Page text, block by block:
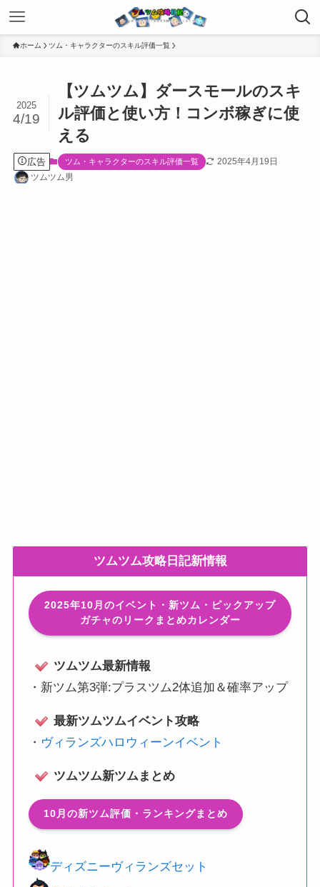
ホーム ツム・キャラクターのスキル評価一覧
【ツムツム】ダースモールのスキ
ル評価と使い方！コンボ稼ぎに使
える
2025
4/19
広告 ツム・キャラクターのスキル評価一覧
2025年4月19日
ツムツム男
ツムツム攻略日記新情報
2025年10月のイベント・新ツム・ピックアップ
ガチャのリークまとめカレンダー
ツムツム最新情報
・ 新ツム第3弾:プラスツム2体追加＆確率アップ
最新ツムツムイベント攻略
・ ヴィランズハロウィーンイベント
ツムツム新ツムまとめ
10月の新ツム評価・ランキングまとめ
ディズニーヴィランズセット